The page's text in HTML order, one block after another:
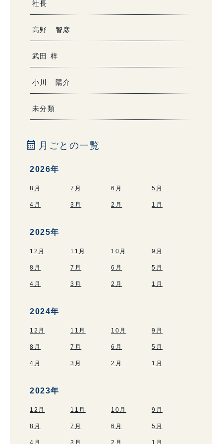
社長
高野 智彦
武田 梓
小川 陽介
未分類
calendar_month 月ごとの一覧
2026年
8月 7月 6月 5月
4月 3月 2月 1月
2025年
12月 11月 10月 9月
8月 7月 6月 5月
4月 3月 2月 1月
2024年
12月 11月 10月 9月
8月 7月 6月 5月
4月 3月 2月 1月
2023年
12月 11月 10月 9月
8月 7月 6月 5月